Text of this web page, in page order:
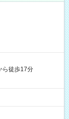
ら徒歩17分